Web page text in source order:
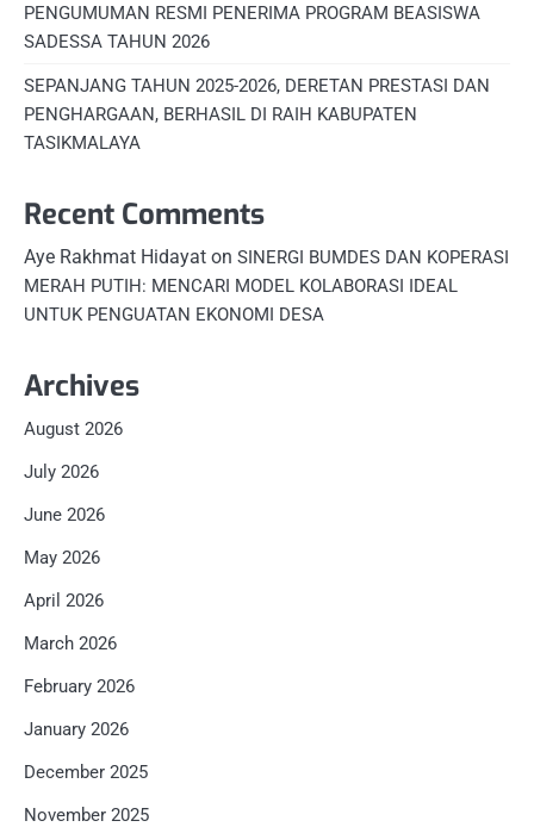
PENGUMUMAN RESMI PENERIMA PROGRAM BEASISWA
SADESSA TAHUN 2026
SEPANJANG TAHUN 2025-2026, DERETAN PRESTASI DAN
PENGHARGAAN, BERHASIL DI RAIH KABUPATEN
TASIKMALAYA
Recent Comments
Aye Rakhmat Hidayat on SINERGI BUMDES DAN KOPERASI
MERAH PUTIH: MENCARI MODEL KOLABORASI IDEAL
UNTUK PENGUATAN EKONOMI DESA
Archives
August 2026
July 2026
June 2026
May 2026
April 2026
March 2026
February 2026
January 2026
December 2025
November 2025